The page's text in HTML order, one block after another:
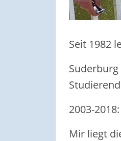
Seit 1982
2003-
Mir liegt